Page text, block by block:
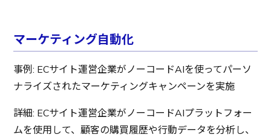
マーケティング自動化
事例: ECサイト運営企業がノーコードAIを使ってパーソ
ナライズされたマーケティングキャンペーンを実施
詳細: ECサイト運営企業がノーコードAIプラットフォー
ムを使用して、顧客の購買履歴や行動データを分析し、